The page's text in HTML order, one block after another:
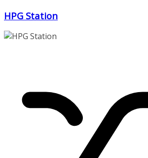
Zum
springen
HPG Station